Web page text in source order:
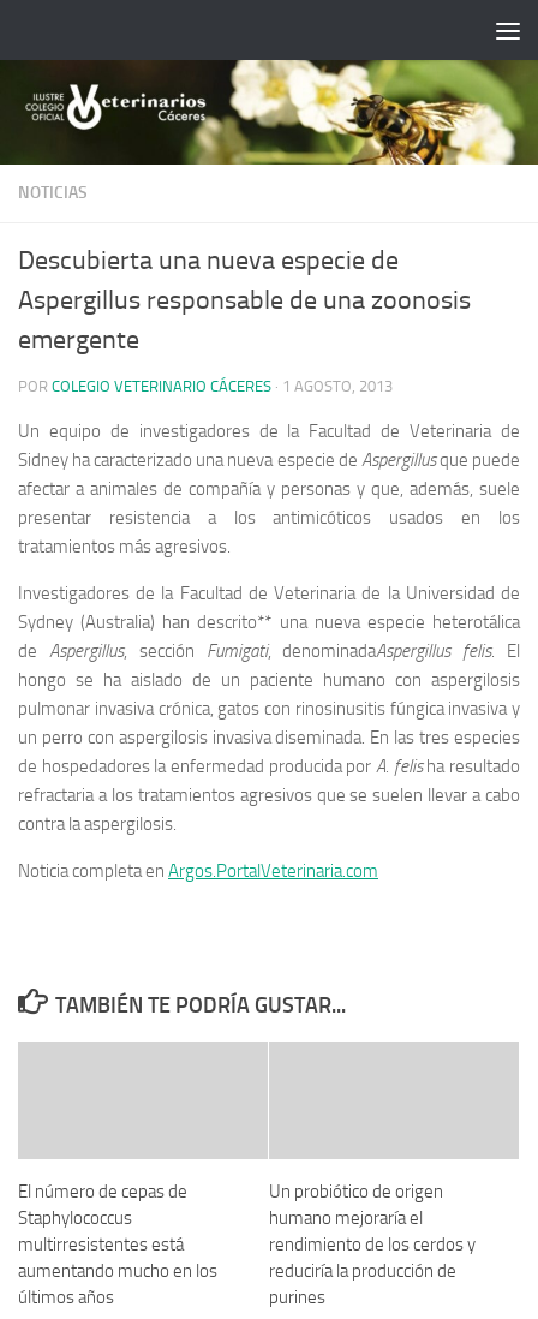
NOTICIAS
Descubierta una nueva especie de
Aspergillus responsable de una zoonosis
emergente
POR COLEGIO VETERINARIO CÁCERES · 1 AGOSTO, 2013
Un equipo de investigadores de la Facultad de Veterinaria de
Sidney ha caracterizado una nueva especie de Aspergillusque puede
afectar a animales de compañía y personas y que, además, suele
presentar resistencia a los antimicóticos usados en los
tratamientos más agresivos.
Investigadores de la Facultad de Veterinaria de la Universidad de
Sydney (Australia) han descrito** una nueva especie heterotálica
de Aspergillus, sección Fumigati, denominadaAspergillus felis. El
hongo se ha aislado de un paciente humano con aspergilosis
pulmonar invasiva crónica, gatos con rinosinusitis fúngica invasiva y
un perro con aspergilosis invasiva diseminada. En las tres especies
de hospedadores la enfermedad producida por A. felisha resultado
refractaria a los tratamientos agresivos que se suelen llevar a cabo
contra la aspergilosis.
Noticia completa en Argos.PortalVeterinaria.com
TAMBIÉN TE PODRÍA GUSTAR...
El número de cepas de
Staphylococcus
multirresistentes está
aumentando mucho en los
últimos años
Un probiótico de origen
humano mejoraría el
rendimiento de los cerdos y
reduciría la producción de
purines